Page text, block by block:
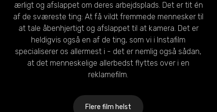
ærligt og afslappet om deres arbejdsplads. Det er tit én
af de sværeste ting: At få vildt fremmede mennesker til
at tale åbenhjertigt og afslappet til at kamera. Det er
heldigvis også en af de ting, som vi i Instafilm
specialiserer os allermest i - det er nemlig også sådan,
at det menneskelige allerbedst flyttes over i en
reklamefilm.
Flere film helst